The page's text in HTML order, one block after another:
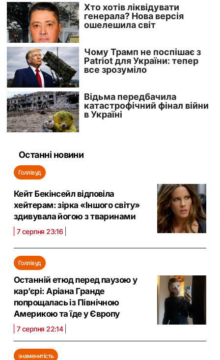
Останні новини
Голлівуд
Кейт Бекінсейл відповіла
хейтерам: зірка «Іншого світу»
здивувала йогою з тваринами
7 серпня 23:16
Голлівуд
Останній етюд перед паузою у
кар’єрі: Аріана Гранде
попрощалась із Північною
Америкою та їде у Європу
7 серпня 22:14
знаменитість